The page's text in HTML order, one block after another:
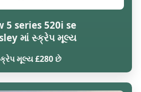
5 series 520i se
માં સ્ક્રેપ મૂલ્ય
મૂલ્ય £280 છે